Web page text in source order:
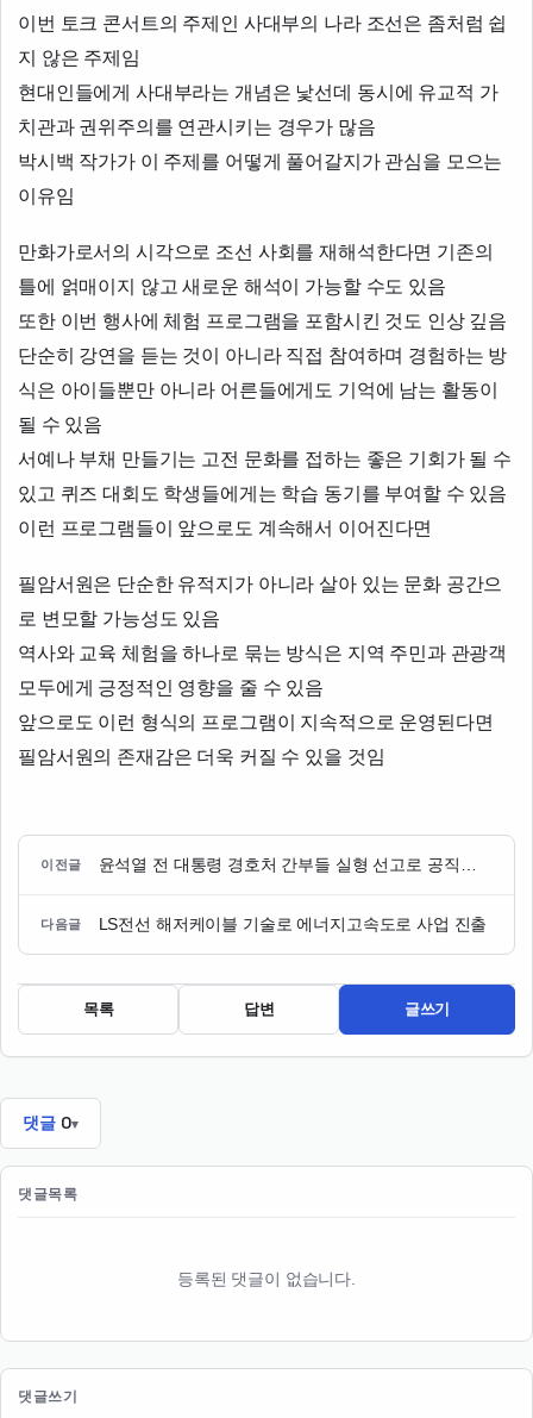
이번 토크 콘서트의 주제인 사대부의 나라 조선은 좀처럼 쉽
지 않은 주제임
현대인들에게 사대부라는 개념은 낯선데 동시에 유교적 가
치관과 권위주의를 연관시키는 경우가 많음
박시백 작가가 이 주제를 어떻게 풀어갈지가 관심을 모으는
이유임
만화가로서의 시각으로 조선 사회를 재해석한다면 기존의
틀에 얽매이지 않고 새로운 해석이 가능할 수도 있음
또한 이번 행사에 체험 프로그램을 포함시킨 것도 인상 깊음
단순히 강연을 듣는 것이 아니라 직접 참여하며 경험하는 방
식은 아이들뿐만 아니라 어른들에게도 기억에 남는 활동이
될 수 있음
서예나 부채 만들기는 고전 문화를 접하는 좋은 기회가 될 수
있고 퀴즈 대회도 학생들에게는 학습 동기를 부여할 수 있음
이런 프로그램들이 앞으로도 계속해서 이어진다면
필암서원은 단순한 유적지가 아니라 살아 있는 문화 공간으
로 변모할 가능성도 있음
역사와 교육 체험을 하나로 묶는 방식은 지역 주민과 관광객
모두에게 긍정적인 영향을 줄 수 있음
앞으로도 이런 형식의 프로그램이 지속적으로 운영된다면
필암서원의 존재감은 더욱 커질 수 있을 것임
이전글
다음글 LS전선 해저케이블 기술로 에너지고속도로 사업 진출
목록 답변 글쓰기
댓글 0
댓글목록
등록된 댓글이 없습니다.
댓글쓰기